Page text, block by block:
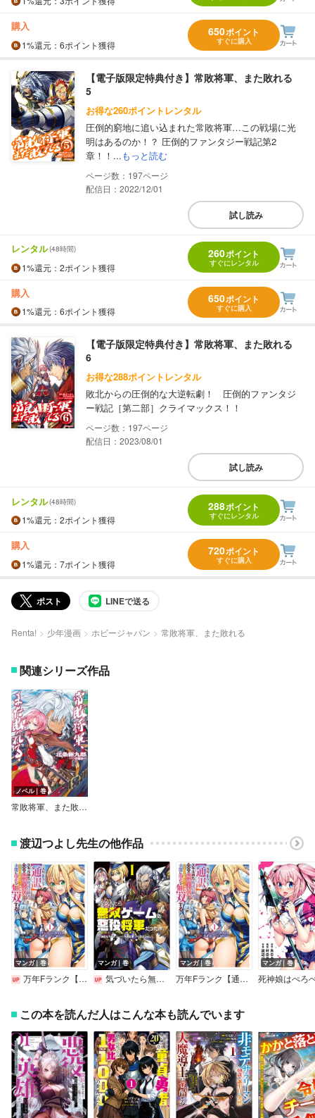
購入
1%還元 ：6ポイント獲得
650ポイント
すぐに購入
【電子版限定特典付き】常敗将軍、また敗れる
5
お得な260ポイントレンタル
圧倒的窮地に追い込まれた常敗将軍…この戦場に光
明はあるのか！？ 圧倒的ファンタジー戦記第2
章！！...もっと読む
197
配信日：2022/12/01
試し読み
レンタル(48時間)
1%還元 ：2ポイント獲得
260ポイント
すぐにレンタル
購入
1%還元 ：6ポイント獲得
650ポイント
すぐに購入
【電子版限定特典付き】常敗将軍、また敗れる
6
お得な288ポイントレンタル
敗北からの圧倒的な大逆転劇！ 圧倒的ファンタジ
ー戦記［第二部］クライマックス！！
197
配信日：2023/08/01
試し読み
レンタル(48時間)
1%還元 ：2ポイント獲得
288ポイント
すぐにレンタル
購入
1%還元 ：7ポイント獲得
720ポイント
すぐに購入
ポスト LINEで送る
Renta! 少年漫画 ホビージャパン 常敗将軍、また敗れる
関連シリーズ作品
ノベル｜巻
常敗将軍、また敗れる
渡辺つよし先生の他作品
マンガ｜巻
万年Fランク【通訳】スキル持ち底辺冒険者、異種族の最強美少女たちとパーティーを組んで才能に開花し無双する【デジタル版限定特典付き】
マンガ｜巻
気づいたら無双ゲームの悪役将軍だった件。～破滅ルートはぶっ壊す～【電子特典付】
マンガ｜巻
万年Fランク【通訳】スキル持ち底辺冒険者、異種族の最強美少女たちとパーティーを組んで才能に開花し無双する 1巻【試し読み増量版】
マンガ｜巻
この本を読んだ人はこんな本も読んでいます